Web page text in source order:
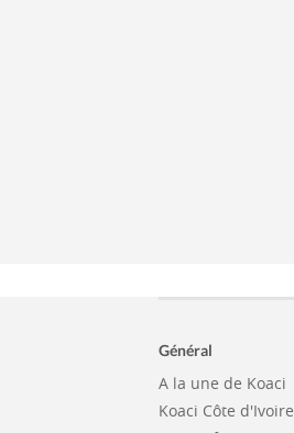
Général
A la une de Koaci
Koaci Côte d'Ivoire